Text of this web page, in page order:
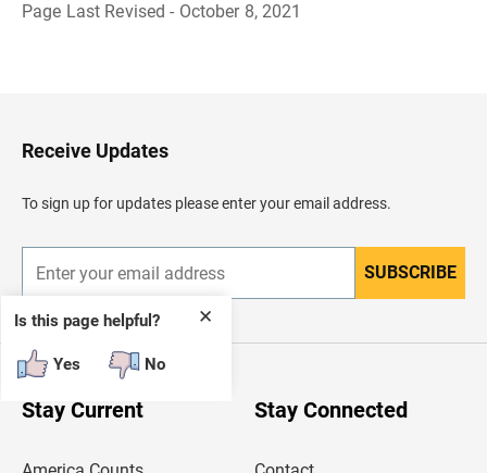
Page Last Revised - October 8, 2021
✕
Is this page helpful?
Yes No
H
e
d
e
Receive Updates
To sign up for updates please enter your email address.
n
r
SUBSCRIBE
Stay Current Stay Connected